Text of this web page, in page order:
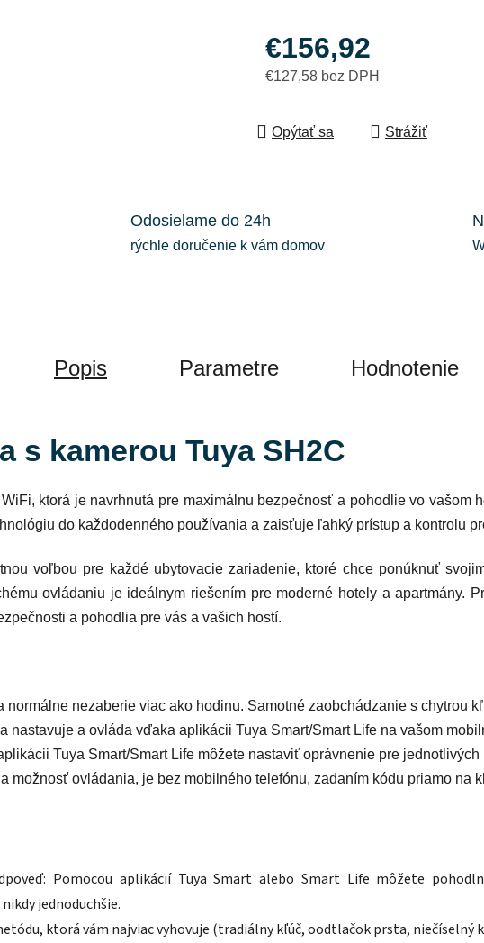
€156,92
€127,58 bez DPH
Opýtať sa
Strážiť
Odosielame do 24h
rýchle doručenie k vám domov
Popis Parametre Hodnotenie
s kamerou Tuya SH2C
ktorá je navrhnutá pre maximálnu bezpečnosť a pohodlie vo vašom
do každodenného používania a zaisťuje ľahký prístup a kontrolu
voľbou pre každé ubytovacie zariadenie, ktoré chce ponúknuť
ovládaniu je ideálnym riešením pre moderné hotely a apartmány.
a pohodlia pre vás a vašich hostí.
nezaberie viac ako hodinu. Samotné zaobchádzanie s chytrou
nastavuje a ovláda vďaka aplikácii Tuya Smart/Smart Life na vašom
Tuya Smart/Smart Life môžete nastaviť oprávnenie pre
možnosť ovládania, je bez mobilného telefónu, zadaním kódu priamo na
Pomocou aplikácií Tuya Smart alebo Smart Life môžete
jednoduchšie.
ktorá vám najviac vyhovuje (tradiálny kľúč, oodtlačok prsta, niečíselný